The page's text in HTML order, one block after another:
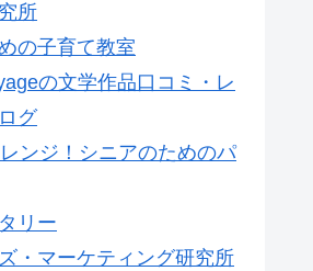
所
の子育て教室
の文学作品口コミ・レ
グ
ンジ！シニアのためのパ
リー
・マーケティング研究所